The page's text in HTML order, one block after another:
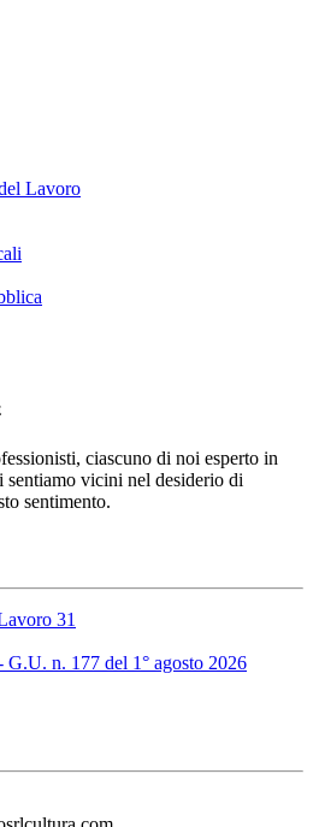
Lavoro
ciascuno di noi esperto in
vicini nel desiderio di
sentimento.
31
n. 177 del 1° agosto 2026